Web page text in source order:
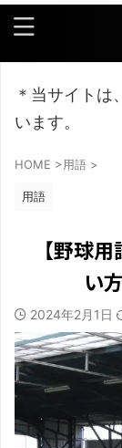
＊当サイトは
います。
HOME >用語 >
用語
【野球
い
2024年2月1日